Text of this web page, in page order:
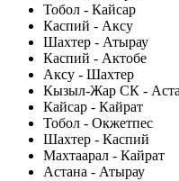
Тобол - Кайсар
Каспий - Аксу
Шахтер - Атырау
Каспий - Актобе
Аксу - Шахтер
Кызыл-Жар СК -
Кайсар - Кайрат
Тобол - Окжетпес
Шахтер - Каспий
Махтаарал - Кайрат
Астана - Атырау